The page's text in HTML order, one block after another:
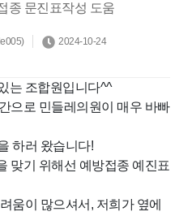
종 문진표작성 도움
2024-10-24
는 조합원입니다^^
으로 민들레의원이 매우 바빠
하러 왔습니다!
맞기 위해선 예방접종 예진표
움이 많으셔서, 저희가 옆에